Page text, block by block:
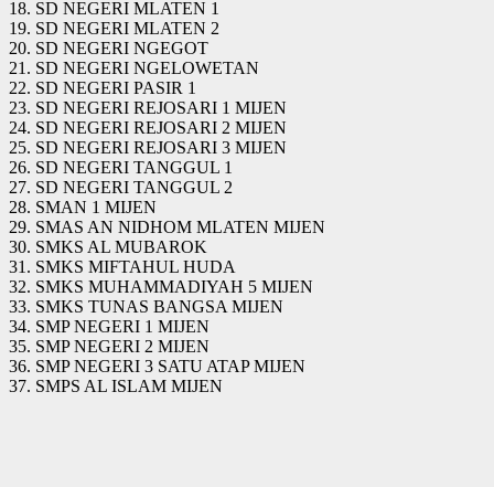
18. SD NEGERI MLATEN 1
19. SD NEGERI MLATEN 2
20. SD NEGERI NGEGOT
21. SD NEGERI NGELOWETAN
22. SD NEGERI PASIR 1
23. SD NEGERI REJOSARI 1 MIJEN
24. SD NEGERI REJOSARI 2 MIJEN
25. SD NEGERI REJOSARI 3 MIJEN
26. SD NEGERI TANGGUL 1
27. SD NEGERI TANGGUL 2
28. SMAN 1 MIJEN
29. SMAS AN NIDHOM MLATEN MIJEN
30. SMKS AL MUBAROK
31. SMKS MIFTAHUL HUDA
32. SMKS MUHAMMADIYAH 5 MIJEN
33. SMKS TUNAS BANGSA MIJEN
34. SMP NEGERI 1 MIJEN
35. SMP NEGERI 2 MIJEN
36. SMP NEGERI 3 SATU ATAP MIJEN
37. SMPS AL ISLAM MIJEN